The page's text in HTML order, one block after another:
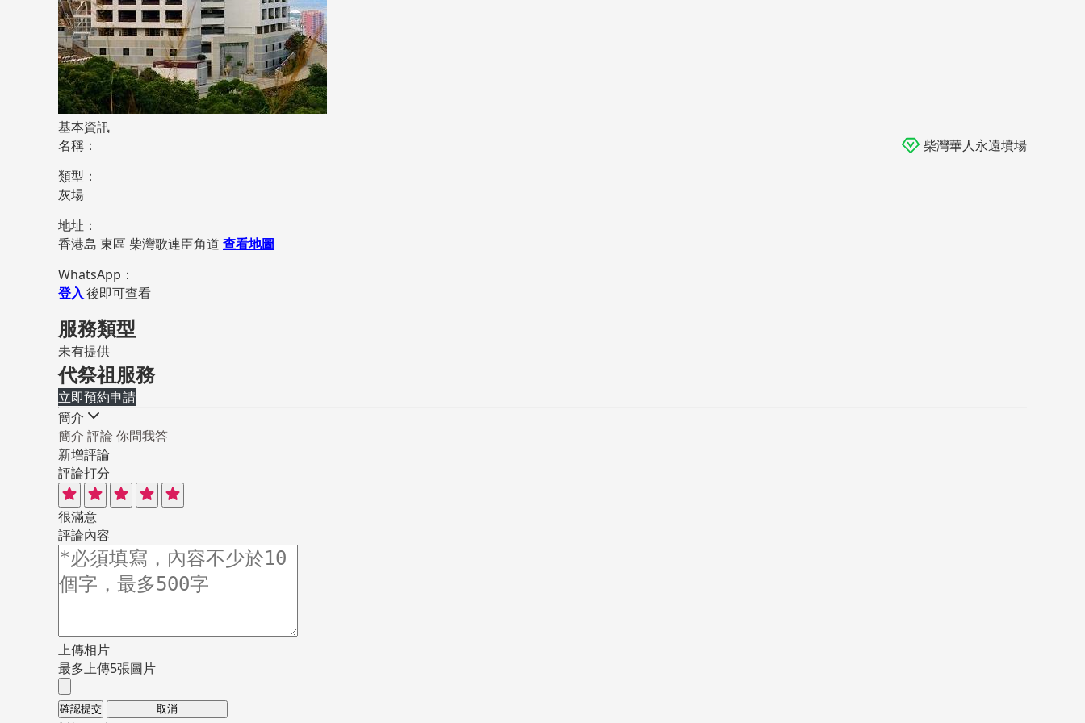
基本資訊
名稱：
柴灣華人永遠墳場
類型：
灰場
地址：
香港島 東區 柴灣歌連臣角道 查看地圖
WhatsApp：
登入後即可查看
服務類型
未有提供
代祭祖服務
立即預約申請
簡介
簡介 評論 你問我答
新增評論
評論打分
很滿意
評論內容
上傳相片
最多上傳5張圖片
確認提交 取消